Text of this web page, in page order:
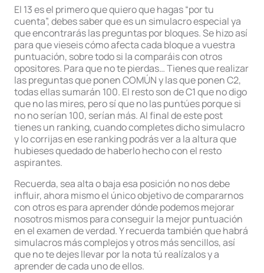
El 13 es el primero que quiero que hagas “por tu
cuenta”, debes saber que es un simulacro especial ya
que encontrarás las preguntas por bloques. Se hizo así
para que vieseis cómo afecta cada bloque a vuestra
puntuación, sobre todo si la comparáis con otros
opositores. Para que no te pierdas… Tienes que realizar
las preguntas que ponen COMÚN y las que ponen C2,
todas ellas sumarán 100. El resto son de C1 que no digo
que no las mires, pero sí que no las puntúes porque si
no no serían 100, serían más. Al final de este post
tienes un ranking, cuando completes dicho simulacro
y lo corrijas en ese ranking podrás ver a la altura que
hubieses quedado de haberlo hecho con el resto
aspirantes.
Recuerda, sea alta o baja esa posición no nos debe
influir, ahora mismo el único objetivo de compararnos
con otros es para aprender dónde podemos mejorar
nosotros mismos para conseguir la mejor puntuación
en el examen de verdad. Y recuerda también que habrá
simulacros más complejos y otros más sencillos, así
que no te dejes llevar por la nota tú realízalos y a
aprender de cada uno de ellos.